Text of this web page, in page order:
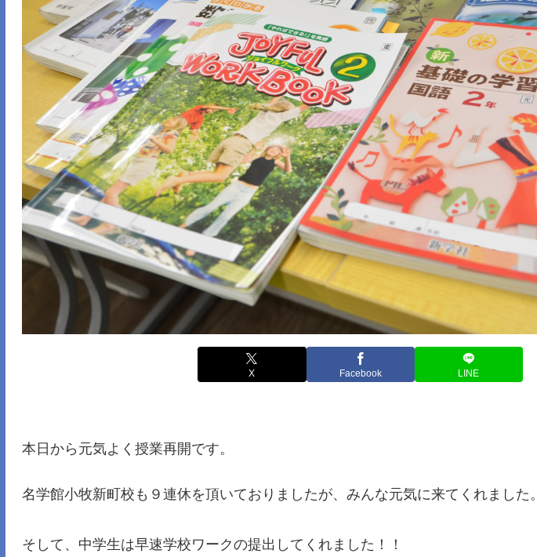
X Facebook LINE
本日から元気よく授業再開です。
名学館小牧新町校も９連休を頂いておりましたが、みんな元気に来てくれました。
そして、中学生は早速学校ワークの提出してくれました！！